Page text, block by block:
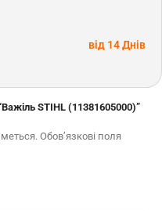
від 14 Днів
STIHL (11381605000)”
Обов’язкові поля